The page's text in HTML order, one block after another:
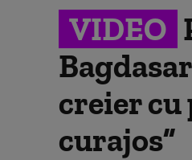
VIDEO
creier cu
curajos”